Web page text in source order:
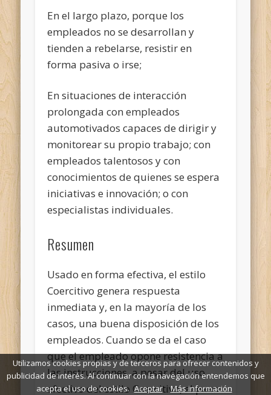
En el largo plazo, porque los
empleados no se desarrollan y
tienden a rebelarse, resistir en
forma pasiva o irse;
En situaciones de interacción
prolongada con empleados
automotivados capaces de dirigir y
monitorear su propio trabajo; con
empleados talentosos y con
conocimientos de quienes se espera
iniciativas e innovación; o con
especialistas individuales.
Resumen
Usado en forma efectiva, el estilo
Coercitivo genera respuesta
inmediata y, en la mayoría de los
casos, una buena disposición de los
empleados. Cuando se da el caso
que el empleado opone resistencia a
las instrucciones, a pesar del uso
efectivo del estilo Coercitivo, el paso
Utilizamos cookies propias y de terceros para ofrecer contenidos y
publicidad de interés. Al continuar con la navegación entendemos que
acepta el uso de cookies. Aceptar Más información